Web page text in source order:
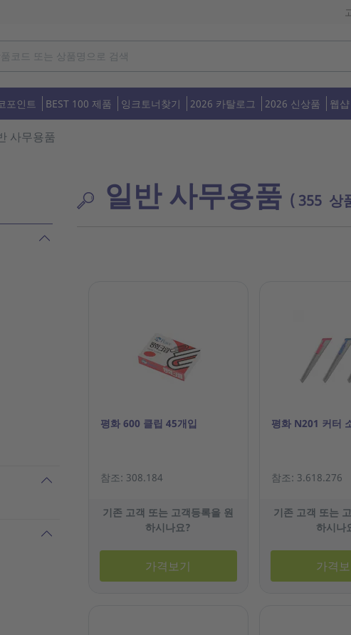
포인트 BEST 100 제품 잉크토너찾기 2026 카탈로그 2026 신상품 웹
사무용품
일반 사무용품 ( 355 상
평화 600 클립 45개입
참조: 308.184
기존 고객 또는 고객등록을 원
하시나요?
가격보기
평화 N201 커터
참조: 3.618.276
기존 고객 또는
하시나
가격